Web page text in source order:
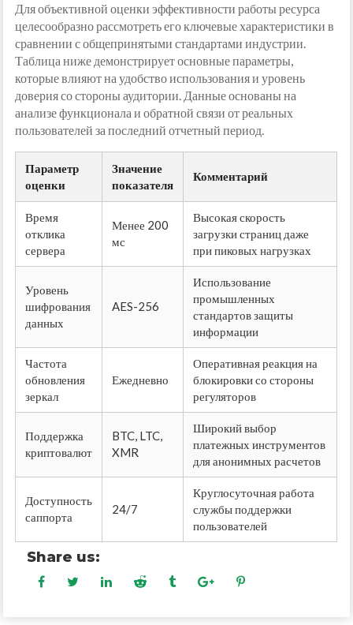
Для объективной оценки эффективности работы ресурса
целесообразно рассмотреть его ключевые характеристики в
сравнении с общепринятыми стандартами индустрии.
Таблица ниже демонстрирует основные параметры,
которые влияют на удобство использования и уровень
доверия со стороны аудитории. Данные основаны на
анализе функционала и обратной связи от реальных
пользователей за последний отчетный период.
Параметр
оценки
Значение
показателя
Комментарий
Время
отклика
сервера
Менее 200
мс
Высокая скорость
загрузки страниц даже
при пиковых нагрузках
Уровень
шифрования
данных
AES-256
Использование
промышленных
стандартов защиты
информации
Частота
обновления
зеркал
Ежедневно
Оперативная реакция на
блокировки со стороны
регуляторов
Поддержка
криптовалют
BTC, LTC,
XMR
Широкий выбор
платежных инструментов
для анонимных расчетов
Доступность
саппорта
24/7
Круглосуточная работа
службы поддержки
пользователей
Share us: